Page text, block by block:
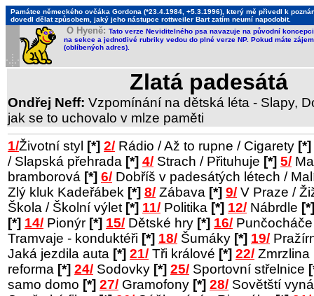
Památce německého ovčáka Gordona (*23.4.1984, +5.3.1996), který mě přivedl k
dovedl dělat způsobem, jaký jeho nástupce rottweiler Bart zatím neumí napodobit.
O Hyeně: Tato verze Neviditelného psa navazuje na původní
na sekce a jednotlivé rubriky vedou do plné verze NP. Pokud máte
(oblíbených adres).
Zlatá padesátá
Ondřej Neff: Vzpomínání na dětská léta - Slapy,
jak se to uchovalo v mlze paměti
1/Životní styl [*] 2/ Rádio / Až to rupne / Cigarety [*]
/ Slapská přehrada [*] 4/ Strach / Přituhuje [*] 5/
bramborová [*] 6/ Dobříš v padesátých létech /
Zlý kluk Kadeřábek [*] 8/ Zábava [*] 9/ V Praze /
Škola / Školní výlet [*] 11/ Politika [*] 12/ Nábrdle [*]
[*] 14/ Pionýr [*] 15/ Dětské hry [*] 16/
Tramvaje - konduktéři [*] 18/ Šumáky [*] 19/
Jaká jezdila auta [*] 21/ Tři králové [*] 22/ Zmrzlina
reforma [*] 24/ Sodovky [*] 25/ Sportovní střelnice
samo domo [*] 27/ Gramofony [*] 28/ Sovětští